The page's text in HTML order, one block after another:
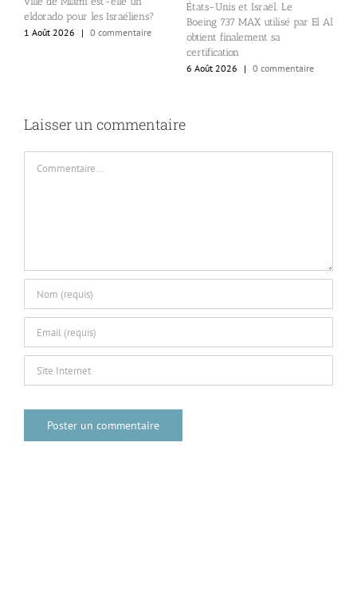
eldorado pour les Israéliens?
1 Août 2026
| 0 commentaire
États-Unis et Israël. Le
Boeing 737 MAX utilisé par El Al
obtient finalement sa
certification
6 Août 2026
| 0 commentaire
Laisser un commentaire